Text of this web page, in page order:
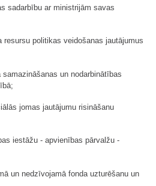
sadarbību ar ministrijām savas
resursu politikas veidošanas jautājumus
samazināšanas un nodarbinātības
jomas jautājumu risināšanu
iestāžu - apvienības pārvalžu -
un nedzīvojamā fonda uzturēšanu un